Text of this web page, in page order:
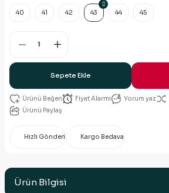
40 41 42 43 44 45
Sepete Ekle
Fiyat Alarmı Yorum yaz
Ürünü Paylaş
Hızlı Gönderi Kargo Bedava
Ürün Bilgisi